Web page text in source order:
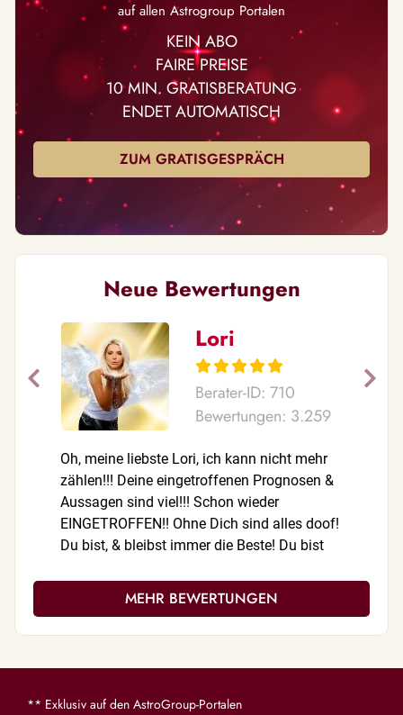
auf allen Astrogroup Portalen
KEIN ABO
FAIRE PREISE
10 MIN. GRATISBERATUNG
ENDET AUTOMATISCH
ZUM GRATISGESPRÄCH
Neue Bewertungen
Lori
Berater-ID: 710
Bewertungen: 3.259
Oh, meine liebste Lori, ich kann nicht mehr
zählen!!! Deine eingetroffenen Prognosen &
Aussagen sind viel!!! Schon wieder
EINGETROFFEN!! Ohne Dich sind alles doof!
Du bist, & bleibst immer die Beste! Du bist
Danke für Deine Empathie, Deine feinfühlige
glaube ich fest an Deine Karten & versuche
und dicke Umarmung 🤗 Hdl❤️
MEHR BEWERTUNGEN
** Exklusiv auf den AstroGroup-Portalen